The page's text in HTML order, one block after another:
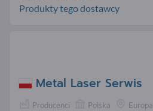
Produkty tego dostawcy
Metal Laser Serwis
Producenci Polska Europa